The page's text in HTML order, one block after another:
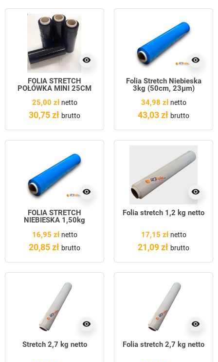
visibility
FOLIA STRETCH
POŁÓWKA MINI 25CM
25,00 złnetto
30,75 zł brutto
visibility
Folia Stretch Niebieska
3kg (50cm, 23µm)
34,98 złnetto
43,03 zł brutto
visibility
FOLIA STRETCH
NIEBIESKA 1,50kg
16,95 złnetto
20,85 zł brutto
visibility
Folia stretch 1,2 kg netto
17,15 złnetto
21,09 zł brutto
visibility
Stretch 2,7 kg netto
visibility
Folia stretch 2,7 kg netto